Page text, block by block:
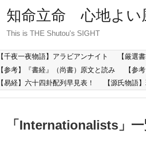
知命立命 心地よい
This is THE Shutou's SIGHT
【千夜一夜物語】アラビアンナイト 【厳選
【参考】『書経』（尚書）原文と読み
【参
【易経】六十四卦配列早見表！
【源氏物語
「 Internationalists 」